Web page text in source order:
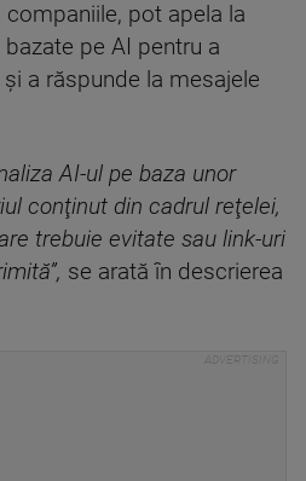
pot apela la
pe AI pentru a
a răspunde la mesajele
AI-ul pe baza unor
conţinut din cadrul reţelei,
trebuie evitate sau link-uri
se arată în descrierea